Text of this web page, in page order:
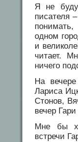
Я не буду
писателя
одном
и
читает.
ничего
На
Лариса
Стонов,
вечер
Мне бы
встречи